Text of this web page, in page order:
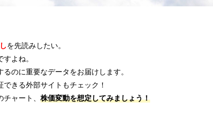
を先読みしたい。
よね。
のに重要なデータをお届けします。
できる外部サイトもチェック！
ャート、 株価変動を想定してみましょう！